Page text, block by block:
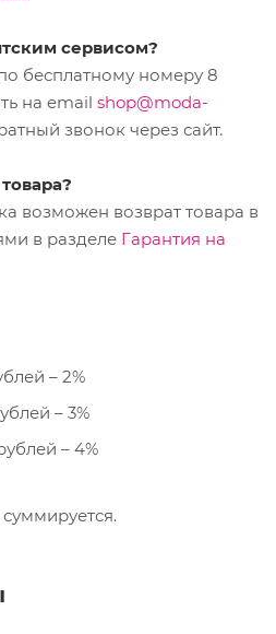
сервисом?
бесплатному номеру 8
на email shop@moda-
звонок через сайт.
возможен возврат товара в
в разделе Гарантия на
– 2%
– 3%
– 4%